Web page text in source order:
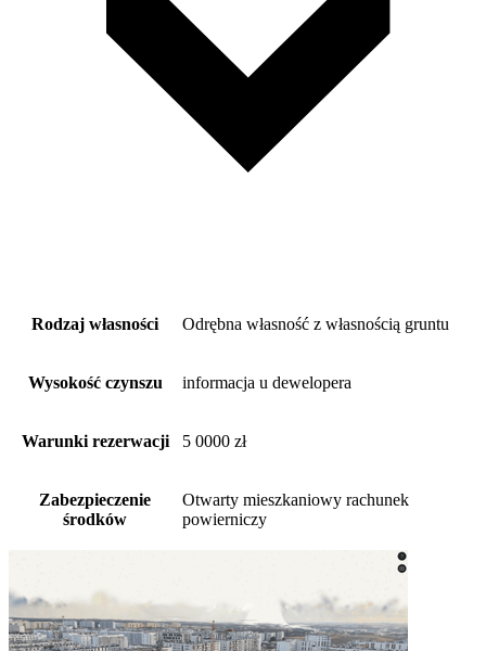
Rodzaj własności Odrębna własność z własnością gruntu
Wysokość czynszu informacja u dewelopera
Warunki rezerwacji 5 0000 zł
Zabezpieczenie
środków
Otwarty mieszkaniowy rachunek
powierniczy